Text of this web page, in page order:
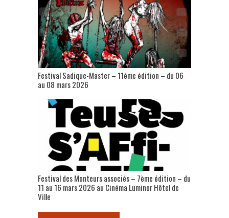
Festival Sadique-Master – 11ème édition – du 06
au 08 mars 2026
Festival des Monteurs associés – 7ème édition – du
11 au 16 mars 2026 au Cinéma Luminor Hôtel de
Ville